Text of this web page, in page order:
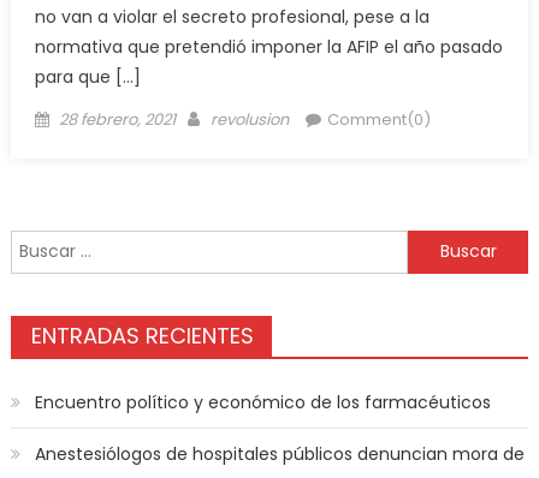
no van a violar el secreto profesional, pese a la
normativa que pretendió imponer la AFIP el año pasado
para que […]
28 febrero, 2021 revolusion Comment(0)
ENTRADAS RECIENTES
Encuentro político y económico de los farmacéuticos
Anestesiólogos de hospitales públicos denuncian mora de